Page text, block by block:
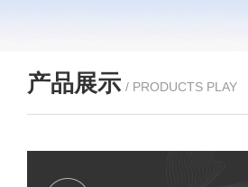
产品展示 / PRODUCTS PLAY